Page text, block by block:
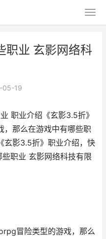
职业 玄影网络科
05-19
职业介绍《玄影3.5折》
那么在游戏中有哪些职
玄影3.5折》职业介绍，快
职业 玄影网络科技有限
冒险类型的游戏，那么